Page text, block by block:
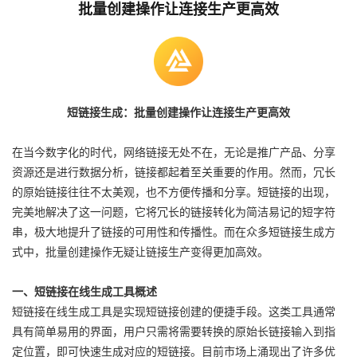
批量创建操作让连接生产更高效
短链接生成：批量创建操作让连接生产更高效
在当今数字化的时代，网络链接无处不在，无论是推广产品、分享
资源还是进行数据分析，链接都起着至关重要的作用。然而，冗长
的原始链接往往不太美观，也不方便传播和分享。短链接的出现，
完美地解决了这一问题，它将冗长的链接转化为简洁易记的短字符
串，极大地提升了链接的可用性和传播性。而在众多短链接生成方
式中，批量创建操作无疑让链接生产变得更加高效。
一、短链接在线生成工具概述
短链接在线生成工具是实现短链接创建的便捷手段。这类工具通常
具有简单易用的界面，用户只需将需要转换的原始长链接输入到指
定位置，即可快速生成对应的短链接。目前市场上涌现出了许多优